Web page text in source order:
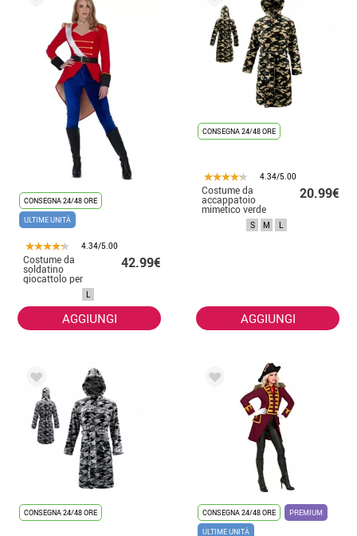
CONSEGNA 24/48 ORE
ULTIME UNITÀ
4.34/5.00
Costume da
soldatino
giocattolo per
donna
42.99€
L
AGGIUNGI
CONSEGNA 24/48 ORE
4.34/5.00
Costume da
accappatoio
mimetico verde
20.99€
S M L
AGGIUNGI
CONSEGNA 24/48 ORE CONSEGNA 24/48 ORE
PREMIUM
ULTIME UNITÀ